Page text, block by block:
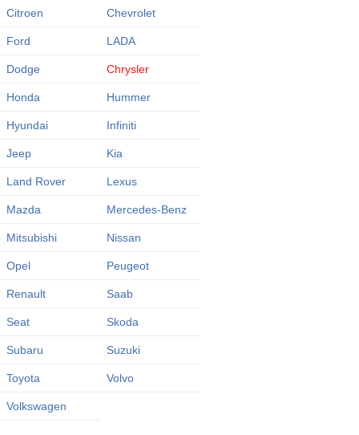
Citroen Chevrolet
Ford LADA
Dodge Chrysler
Honda Hummer
Hyundai Infiniti
Jeep Kia
Land Rover Lexus
Mazda Mercedes-Benz
Mitsubishi Nissan
Opel Peugeot
Renault Saab
Seat Skoda
Subaru Suzuki
Toyota Volvo
Volkswagen